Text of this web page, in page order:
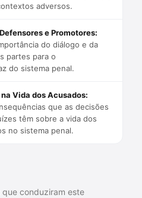
adversos.
e Promotores:
do diálogo e da
partes para o
do sistema penal.
Vida dos Acusados:
que as decisões
têm sobre a vida dos
no sistema penal.
que conduziram este